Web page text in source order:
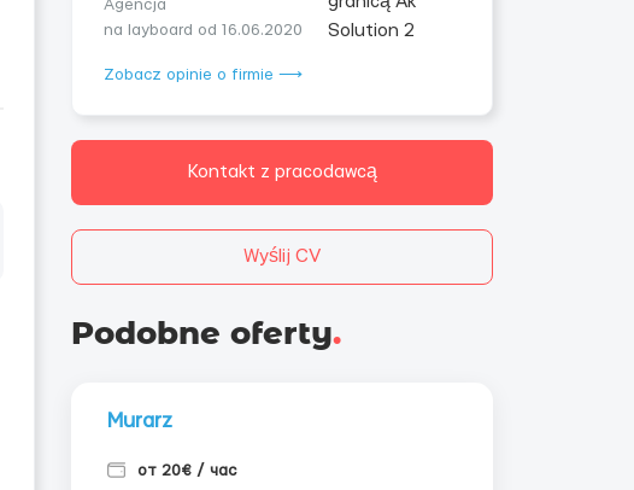
Agencja
na layboard od 16.06.2020
Zobacz opinie o firmie ⟶
Kontakt z pracodawcą
Wyślij CV
Podobne oferty.
Murarz
от 20€ / час